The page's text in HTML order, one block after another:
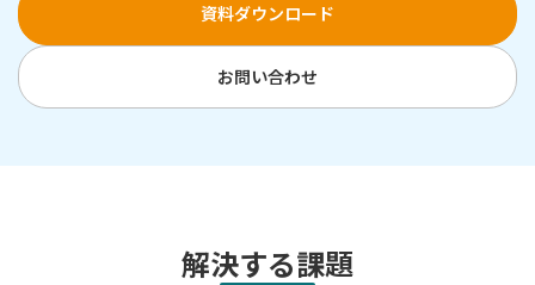
資料ダウンロード
お問い合わせ
解決する課題